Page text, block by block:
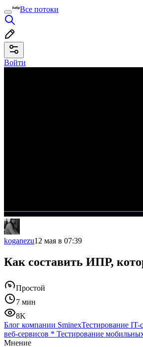
Все потоки
Войти
koganezu12 мая в 07:39
Как составить ИПР,
Простой
7 мин
8K
Блог компании SminexТестирование IT-
веб-сервисов * Тестирование
Мнение